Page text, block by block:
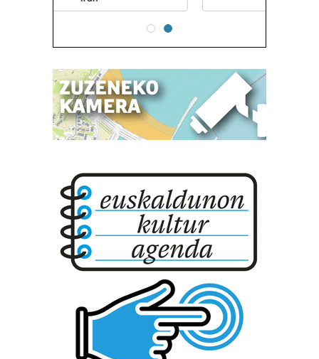
baliatzen gara. Ohar hau onartuz gero, teknologia hori
erabiltzeko baimen esplizitua ematen diguzu.